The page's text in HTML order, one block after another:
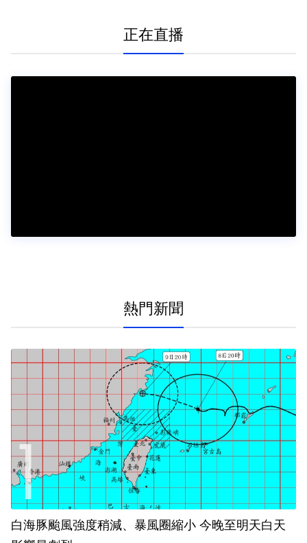
正在直播
熱門新聞
白海豚颱風強度稍減、暴風圈縮小 今晚至明天白天